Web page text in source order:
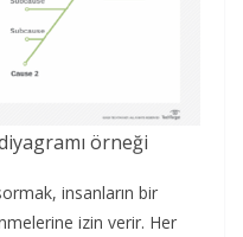
örneği
insanların bir
izin verir. Her